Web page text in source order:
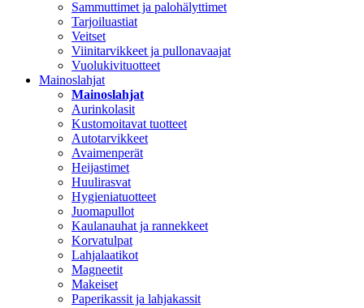
Sammuttimet ja palohälyttimet
Tarjoiluastiat
Veitset
Viinitarvikkeet ja pullonavaajat
Vuolukivituotteet
Mainoslahjat
Mainoslahjat
Aurinkolasit
Kustomoitavat tuotteet
Autotarvikkeet
Avaimenperät
Heijastimet
Huulirasvat
Hygieniatuotteet
Juomapullot
Kaulanauhat ja rannekkeet
Korvatulpat
Lahjalaatikot
Magneetit
Makeiset
Paperikassit ja lahjakassit